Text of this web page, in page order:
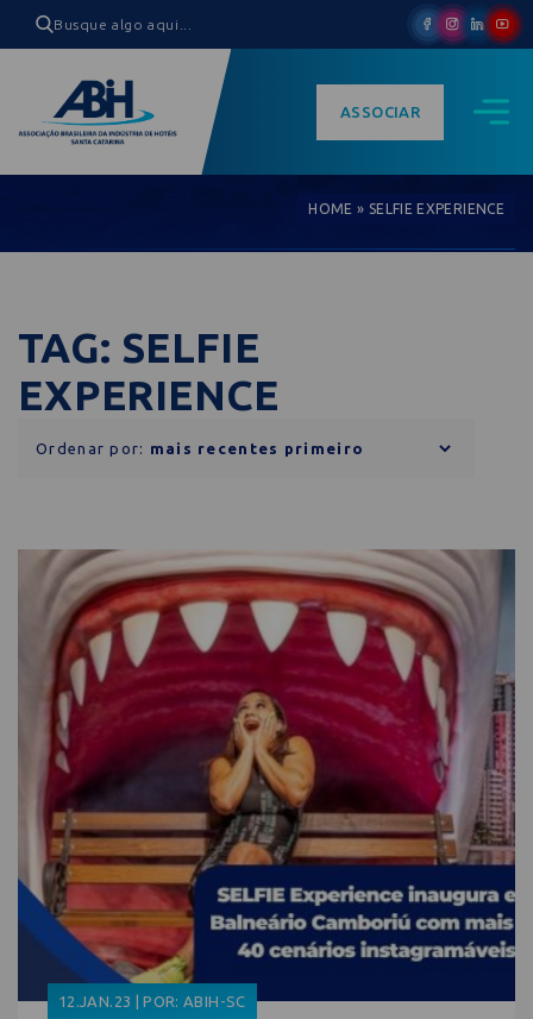
ASSOCIAR
HOME » SELFIE EXPERIENCE
TAG: SELFIE
EXPERIENCE
Ordenar por:
12.JAN.23 | POR: ABIH-SC